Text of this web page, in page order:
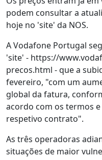
podem consultar a
hoje no 'site' da NOS.
A Vodafone Portugal
'site' - https://
precos.html - que a
fevereiro, "com um
global da fatura,
acordo com os termos
respetivo contrato".
As três operadoras
situações de maior